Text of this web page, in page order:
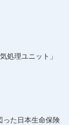
処理ユニット」
った日本生命保険